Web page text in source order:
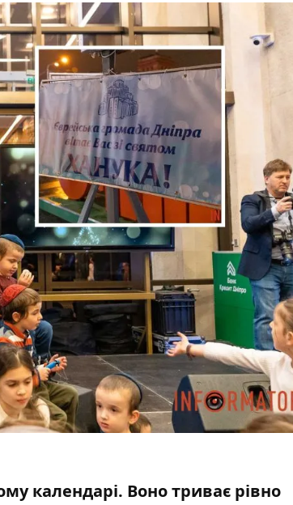
календарі. Воно триває рівно